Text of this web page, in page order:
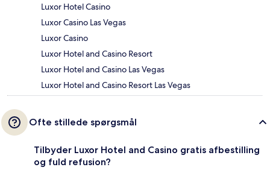
Luxor Hotel Casino
Luxor Casino Las Vegas
Luxor Casino
Luxor Hotel and Casino Resort
Luxor Hotel and Casino Las Vegas
Luxor Hotel and Casino Resort Las Vegas
Ofte stillede spørgsmål
Tilbyder Luxor Hotel and Casino gratis afbestilling
og fuld refusion?